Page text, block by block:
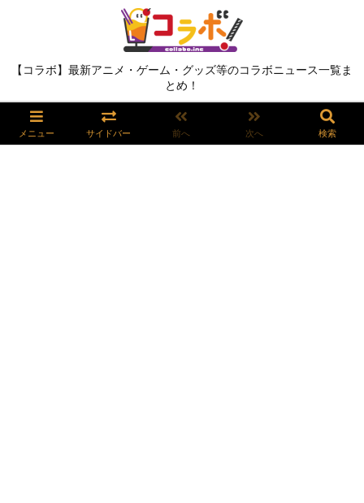
【コラボ】最新アニメ・ゲーム・グッズ等のコラボニュース一覧ま
とめ！
メニュー サイドバー 前へ 次へ 検索